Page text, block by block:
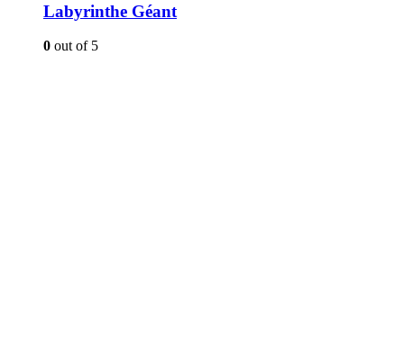
Labyrinthe Géant
0 out of 5